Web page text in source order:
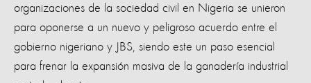
organizaciones de la sociedad civil en Nigeria se unieron
para oponerse a un nuevo y peligroso acuerdo entre el
gobierno nigeriano y JBS, siendo este un paso esencial
para frenar la expansión masiva de la ganadería industrial